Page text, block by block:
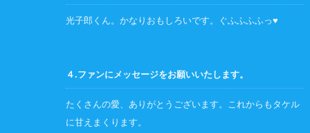
光子郎くん。かなりおもしろいです。ぐふふふふっ♥
４.ファンにメッセージをお願いいたします。
たくさんの愛、ありがとうございます。これからもタケル
に甘えまくります。